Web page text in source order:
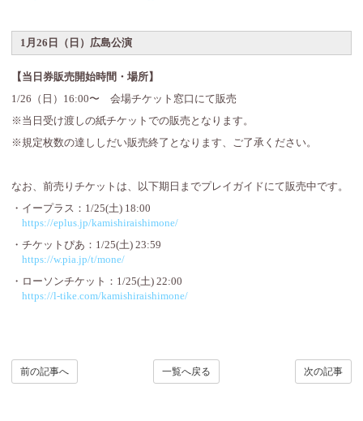
1月26日（日）広島公演
【当日券販売開始時間・場所】
1/26（日）16:00〜 会場チケット窓口にて販売
※当日受け渡しの紙チケットでの販売となります。
※規定枚数の達ししだい販売終了となります、ご了承ください。
なお、前売りチケットは、以下期日までプレイガイドにて販売中です。
・イープラス：1/25(土) 18:00
https://eplus.jp/kamishiraishimone/
・チケットぴあ：1/25(土) 23:59
https://w.pia.jp/t/mone/
・ローソンチケット：1/25(土) 22:00
https://l-tike.com/kamishiraishimone/
前の記事へ 一覧へ戻る 次の記事